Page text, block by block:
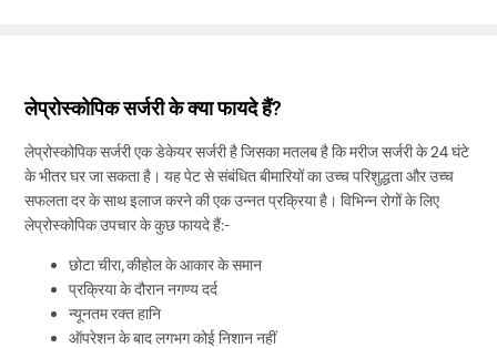
लेप्रोस्कोपिक सर्जरी के क्या फायदे हैं?
लेप्रोस्कोपिक सर्जरी एक डेकेयर सर्जरी है जिसका मतलब है कि मरीज सर्जरी के 24 घंटे
के भीतर घर जा सकता है। यह पेट से संबंधित बीमारियों का उच्च परिशुद्धता और उच्च
सफलता दर के साथ इलाज करने की एक उन्नत प्रक्रिया है। विभिन्न रोगों के लिए
लेप्रोस्कोपिक उपचार के कुछ फायदे हैं:-
छोटा चीरा, कीहोल के आकार के समान
प्रक्रिया के दौरान नगण्य दर्द
न्यूनतम रक्त हानि
ऑपरेशन के बाद लगभग कोई निशान नहीं